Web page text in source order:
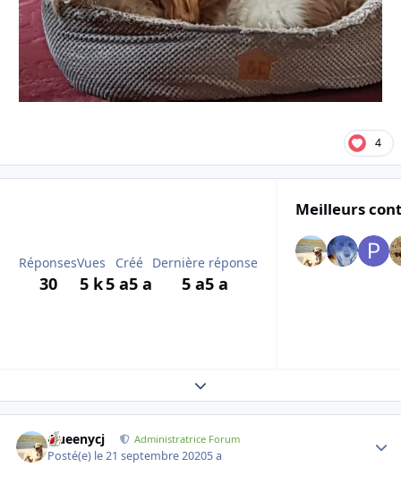
4
Réponses
30
Vues
5 k
Créé
5 a5 a
Dernière réponse
5 a5 a
Meilleurs
Expand topic overview
Queenycj Administratrice Forum
Posté(e) le 21 septembre 20205 a